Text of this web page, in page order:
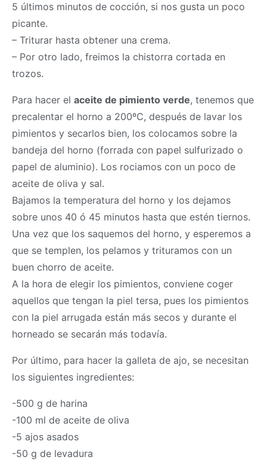
5 últimos minutos de cocción, si nos gusta un poco
picante.
– Triturar hasta obtener una crema.
– Por otro lado, freimos la chistorra cortada en
trozos.
Para hacer el aceite de pimiento verde, tenemos que
precalentar el horno a 200ºC, después de lavar los
pimientos y secarlos bien, los colocamos sobre la
bandeja del horno (forrada con papel sulfurizado o
papel de aluminio). Los rociamos con un poco de
aceite de oliva y sal.
Bajamos la temperatura del horno y los dejamos
sobre unos 40 ó 45 minutos hasta que estén tiernos.
Una vez que los saquemos del horno, y esperemos a
que se templen, los pelamos y trituramos con un
buen chorro de aceite.
A la hora de elegir los pimientos, conviene coger
aquellos que tengan la piel tersa, pues los pimientos
con la piel arrugada están más secos y durante el
horneado se secarán más todavía.
Por último, para hacer la galleta de ajo, se necesitan
los siguientes ingredientes:
-500 g de harina
-100 ml de aceite de oliva
-5 ajos asados
-50 g de levadura